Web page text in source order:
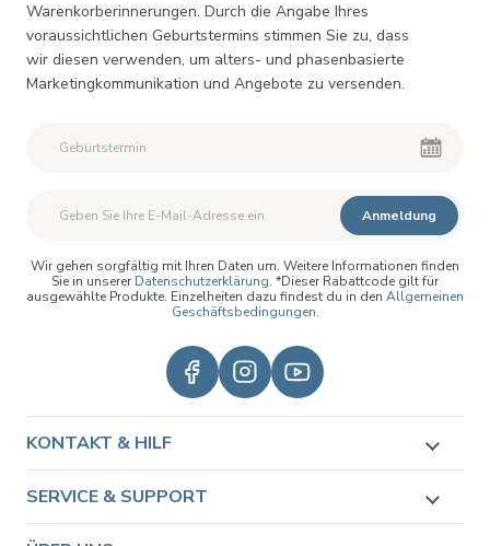
Warenkorberinnerungen. Durch die Angabe Ihres
voraussichtlichen Geburtstermins stimmen Sie zu, dass
wir diesen verwenden, um alters- und phasenbasierte
Marketingkommunikation und Angebote zu versenden.
Zweiter Vorname
Anmeldung
Wir gehen sorgfältig mit Ihren Daten um. Weitere Informationen finden
Sie in unserer Datenschutzerklärung. *Dieser Rabattcode gilt für
ausgewählte Produkte. Einzelheiten dazu findest du in den Allgemeinen
Geschäftsbedingungen.
KONTAKT & HILF
SERVICE & SUPPORT